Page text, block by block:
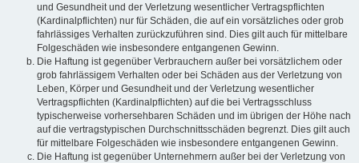
und Gesundheit und der Verletzung wesentlicher Vertragspflichten
(Kardinalpflichten) nur für Schäden, die auf ein vorsätzliches oder grob
fahrlässiges Verhalten zurückzuführen sind. Dies gilt auch für mittelbare
Folgeschäden wie insbesondere entgangenen Gewinn.
Die Haftung ist gegenüber Verbrauchern außer bei vorsätzlichem oder
grob fahrlässigem Verhalten oder bei Schäden aus der Verletzung von
Leben, Körper und Gesundheit und der Verletzung wesentlicher
Vertragspflichten (Kardinalpflichten) auf die bei Vertragsschluss
typischerweise vorhersehbaren Schäden und im übrigen der Höhe nach
auf die vertragstypischen Durchschnittsschäden begrenzt. Dies gilt auch
für mittelbare Folgeschäden wie insbesondere entgangenen Gewinn.
Die Haftung ist gegenüber Unternehmern außer bei der Verletzung von